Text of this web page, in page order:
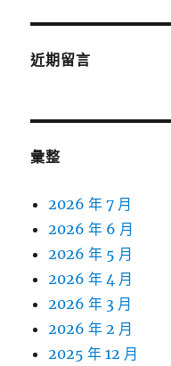
近期留言
彙整
2026 年 7 月
2026 年 6 月
2026 年 5 月
2026 年 4 月
2026 年 3 月
2026 年 2 月
2025 年 12 月